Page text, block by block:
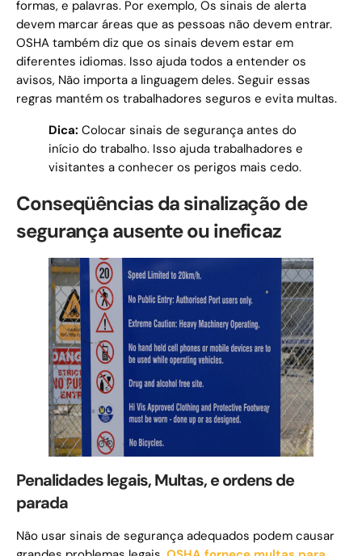
formas, e palavras. Por exemplo, Os sinais de alerta
devem marcar áreas que as pessoas não devem entrar.
OSHA também diz que os sinais devem estar em
diferentes idiomas. Isso ajuda todos a entender os
avisos, Não importa a linguagem deles. Seguir essas
regras mantém os trabalhadores seguros e evita multas.
Dica: Colocar sinais de segurança antes do
início do trabalho. Isso ajuda trabalhadores e
visitantes a conhecer os perigos mais cedo.
Conseqüências da sinalização de
segurança ausente ou ineficaz
Penalidades legais, Multas, e ordens de
parada
Não usar sinais de segurança adequados podem causar